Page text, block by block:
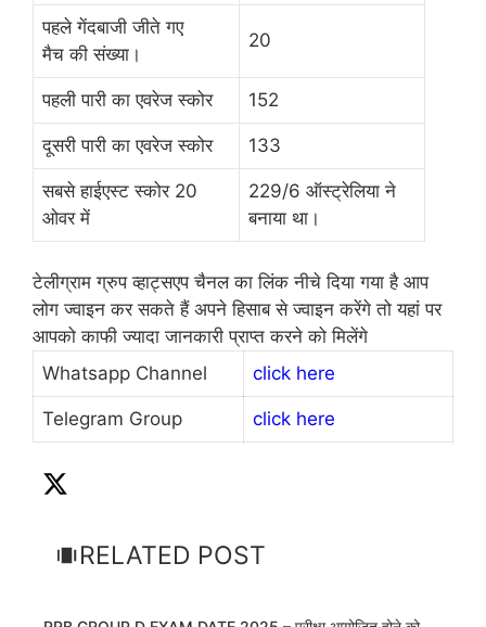
पहले गेंदबाजी जीते गए
मैच की संख्या।
20
पहली पारी का एवरेज स्कोर 152
दूसरी पारी का एवरेज स्कोर 133
सबसे हाईएस्ट स्कोर 20
ओवर में
229/6 ऑस्ट्रेलिया ने
बनाया था।
टेलीग्राम ग्रुप व्हाट्सएप चैनल का लिंक नीचे दिया गया है आप
लोग ज्वाइन कर सकते हैं अपने हिसाब से ज्वाइन करेंगे तो यहां पर
आपको काफी ज्यादा जानकारी प्राप्त करने को मिलेंगे
Whatsapp Channel
click here
Telegram Group click here
RELATED POST